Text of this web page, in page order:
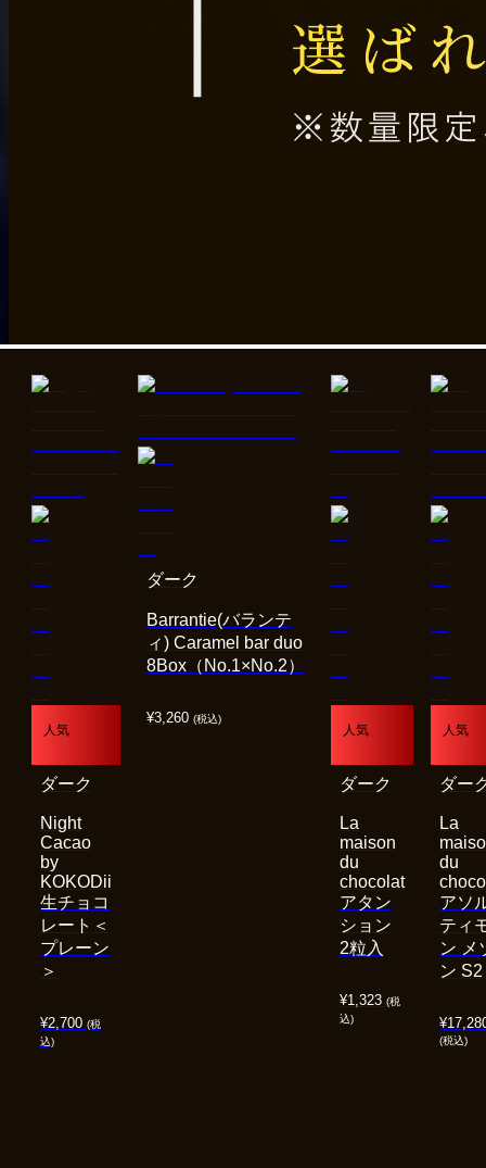
人気
¥2,700 (税
込)
Night
Cacao
by
KOKODii
生チョコ
レート＜
プレーン
＞
ダーク
¥3,260 (税込)
Barrantie(バランテ
ィ) Caramel bar duo
8Box（No.1×No.2）
ダーク
人気
¥1,323 (税
込)
La
maison
du
chocolat
アタン
ション
2粒入
ダーク
人気
¥
(税込)
La
du
アソ
ティ
ン メ
ン S2
ダー